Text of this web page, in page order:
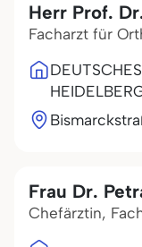
Herr Prof.
Facharzt für
Frau Dr.
Chefärztin,